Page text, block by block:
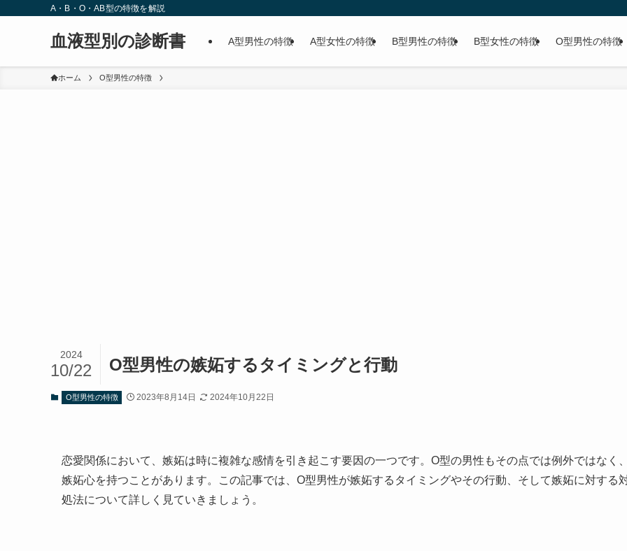
A・B・O・AB型の特徴を解説
血液型別の診断書 A型男性の特徴 A型女性の特徴 B型男性の特徴 B型女性の特徴 O型男性の特徴
ホーム O型男性の特徴
O型男性の嫉妬するタイミングと行動
2024
10/22
O型男性の特徴 2023年8月14日 2024年10月22日
恋愛関係において、嫉妬は時に複雑な感情を引き起こす要因の一つです。O型の男性もその点では例外ではなく
嫉妬心を持つことがあります。この記事では、O型男性が嫉妬するタイミングやその行動、そして嫉妬に対する
処法について詳しく見ていきましょう。